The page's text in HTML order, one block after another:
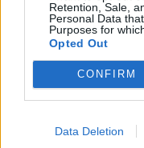
Retention, Sale,
Personal Data
Purposes for
Opted Out
CONFIRM
Data Deletion